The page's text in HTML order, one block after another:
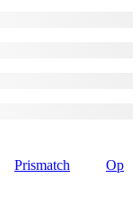
Prismatch
Op